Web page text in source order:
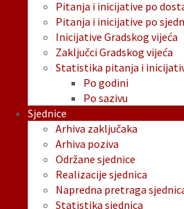
Pitanja i inicijative po
Pitanja i inicijative po
Inicijative Gradskog vijeća
Zaključci Gradskog vijeća
Statistika pitanja i
Po godini
Po sazivu
Sjednice
Arhiva zaključaka
Arhiva poziva
Održane sjednice
Realizacije sjednica
Napredna pretraga
Statistika sjednica